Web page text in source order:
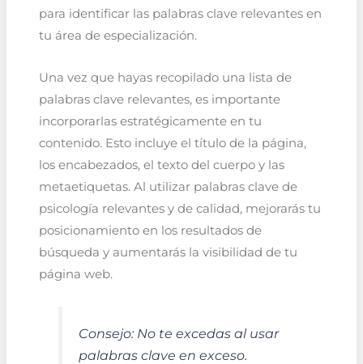
para identificar las palabras clave relevantes en
tu área de especialización.
Una vez que hayas recopilado una lista de
palabras clave relevantes, es importante
incorporarlas estratégicamente en tu
contenido. Esto incluye el título de la página,
los encabezados, el texto del cuerpo y las
metaetiquetas. Al utilizar palabras clave de
psicología relevantes y de calidad, mejorarás tu
posicionamiento en los resultados de
búsqueda y aumentarás la visibilidad de tu
página web.
Consejo: No te excedas al usar
palabras clave en exceso.